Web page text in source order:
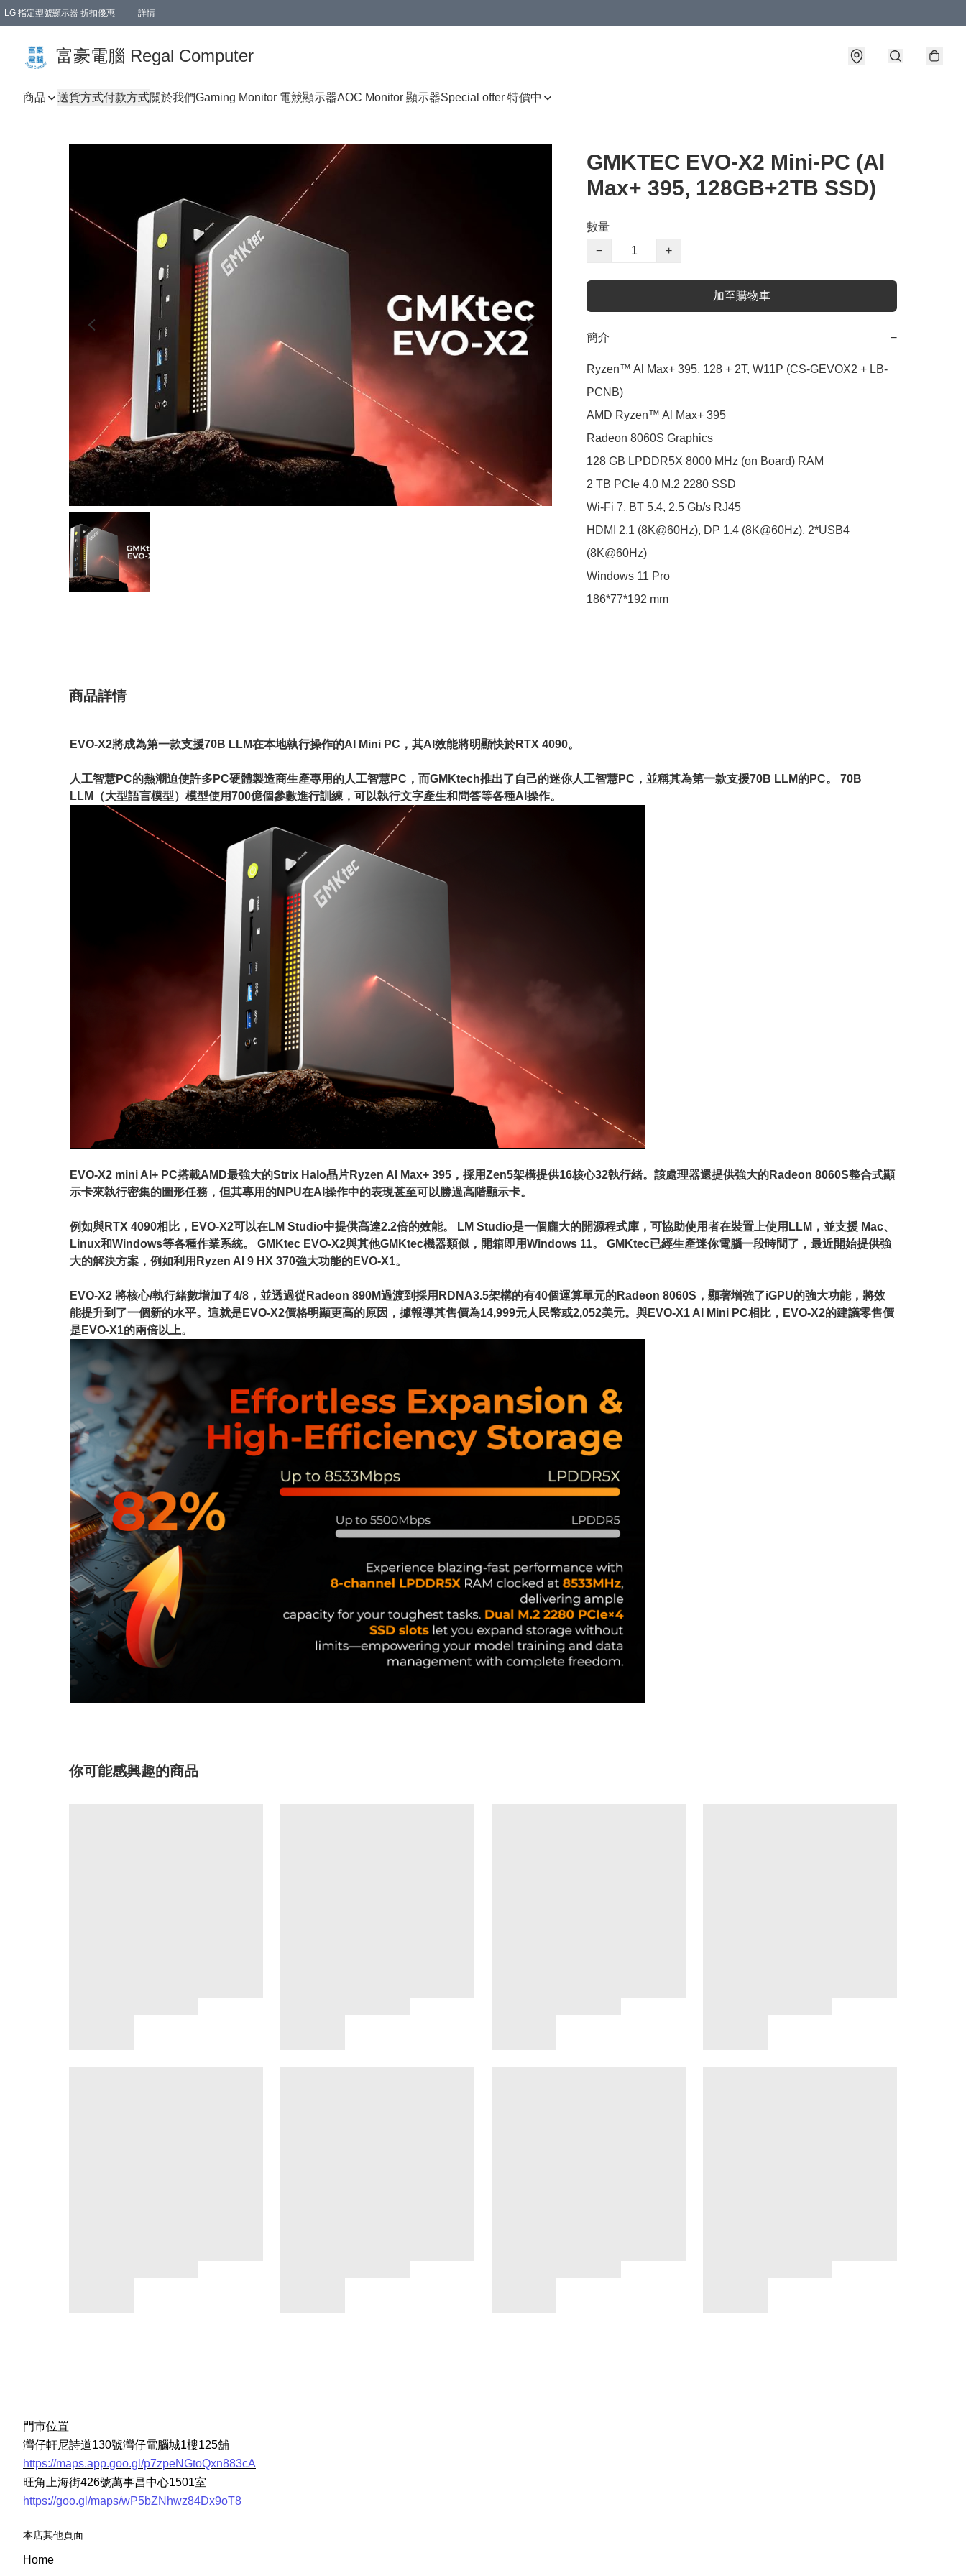
LG 指定型號顯示器 折扣優惠 詳情
富豪電腦 Regal Computer
商品 送貨方式付款方式關於我們Gaming Monitor 電競顯示器AOC Monitor 顯示器Special offer 特價中
GMKTEC EVO-X2 Mini-PC (Al
Max+ 395, 128GB+2TB SSD)
數量
−
+
加至購物車
簡介 −
Ryzen™ Al Max+ 395, 128 + 2T, W11P (CS-GEVOX2 + LB-
PCNB)
AMD Ryzen™ Al Max+ 395
Radeon 8060S Graphics
128 GB LPDDR5X 8000 MHz (on Board) RAM
2 TB PCIe 4.0 M.2 2280 SSD
Wi-Fi 7, BT 5.4, 2.5 Gb/s RJ45
HDMI 2.1 (8K@60Hz), DP 1.4 (8K@60Hz), 2*USB4
(8K@60Hz)
Windows 11 Pro
186*77*192 mm
商品詳情
EVO-X2將成為第一款支援70B LLM在本地執行操作的AI Mini PC，其AI效能將明顯快於RTX 4090。
人工智慧PC的熱潮迫使許多PC硬體製造商生產專用的人工智慧PC，而GMKtech推出了自己的迷你人工智慧PC，並稱其為第一款支援70B LLM的PC。 70B
LLM（大型語言模型）模型使用700億個參數進行訓練，可以執行文字產生和問答等各種AI操作。
EVO-X2 mini AI+ PC搭載AMD最強大的Strix Halo晶片Ryzen AI Max+ 395，採用Zen5架構提供16核心32執行緒。該處理器還提供強大的Radeon 8060S整合式顯
示卡來執行密集的圖形任務，但其專用的NPU在AI操作中的表現甚至可以勝過高階顯示卡。
例如與RTX 4090相比，EVO-X2可以在LM Studio中提供高達2.2倍的效能。 LM Studio是一個龐大的開源程式庫，可協助使用者在裝置上使用LLM，並支援 Mac、
Linux和Windows等各種作業系統。 GMKtec EVO-X2與其他GMKtec機器類似，開箱即用Windows 11。 GMKtec已經生產迷你電腦一段時間了，最近開始提供強
大的解決方案，例如利用Ryzen AI 9 HX 370強大功能的EVO-X1。
EVO-X2 將核心/執行緒數增加了4/8，並透過從Radeon 890M過渡到採用RDNA3.5架構的有40個運算單元的Radeon 8060S，顯著增強了iGPU的強大功能，將效
能提升到了一個新的水平。這就是EVO-X2價格明顯更高的原因，據報導其售價為14,999元人民幣或2,052美元。與EVO-X1 AI Mini PC相比，EVO-X2的建議零售價
是EVO-X1的兩倍以上。
你可能感興趣的商品
門市位置
灣仔軒尼詩道130號灣仔電腦城1樓125舖
https://maps.app.goo.gl/p7zpeNGtoQxn883cA
旺角上海街426號萬事昌中心1501室
https://goo.gl/maps/wP5bZNhwz84Dx9oT8
本店其他頁面
Home